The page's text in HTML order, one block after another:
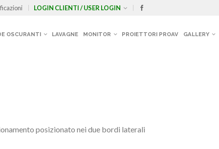
LOGIN CLIENTI / USER LOGIN
OSCURANTI LAVAGNE MONITOR PROIETTORI PROAV GALLERY
posizionato nei due bordi laterali